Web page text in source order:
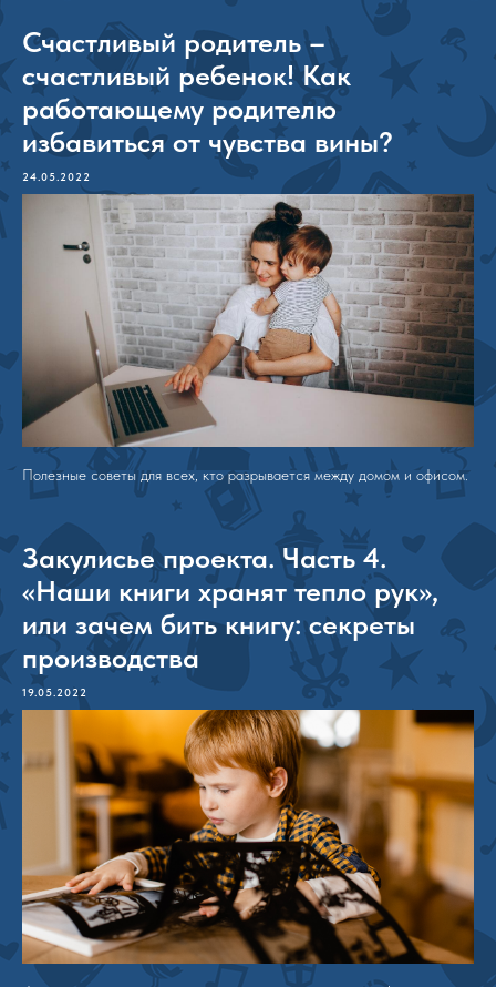
Счастливый родитель –
счастливый ребенок! Как
работающему родителю
избавиться от чувства вины?
24.05.2022
Полезные советы для всех, кто разрывается между домом и офисом.
Закулисье проекта. Часть 4.
«Наши книги хранят тепло рук»,
или зачем бить книгу: секреты
производства
19.05.2022